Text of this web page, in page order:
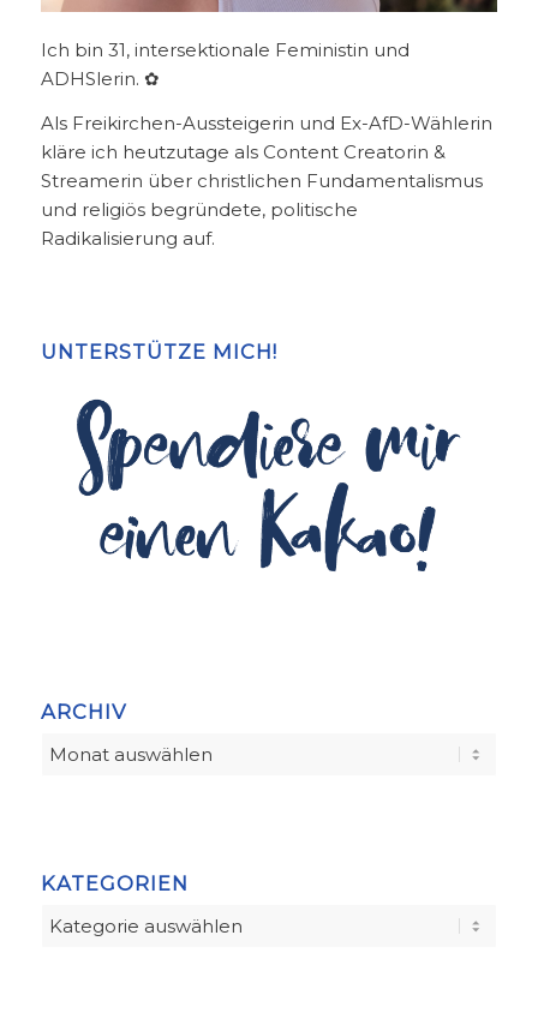
Ich bin 31, intersektionale Feministin und
ADHSlerin. ✿
Als Freikirchen-Aussteigerin und Ex-AfD-Wählerin
kläre ich heutzutage als Content Creatorin &
Streamerin über christlichen Fundamentalismus
und religiös begründete, politische
Radikalisierung auf.
UNTERSTÜTZE MICH!
ARCHIV
KATEGORIEN
Kategorien